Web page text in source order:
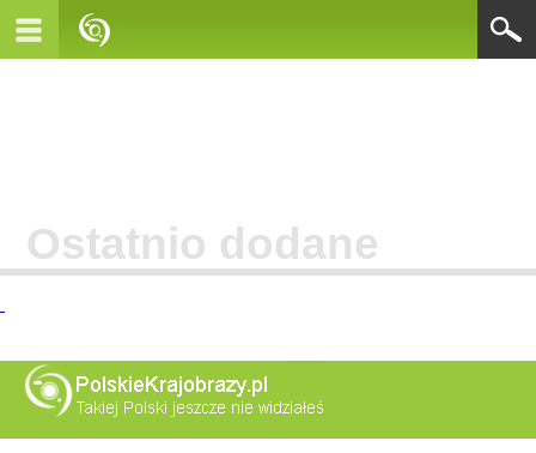
Ostatnio dodane